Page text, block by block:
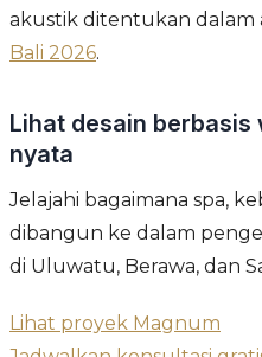
akustik ditentukan dalam
Bali 2026.
Lihat desain
nyata
Jelajahi bagaimana spa,
dibangun ke dalam
di Uluwatu, Berawa, dan
Lihat proyek Magnum